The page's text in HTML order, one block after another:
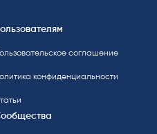
соглашение
конфиденциальности